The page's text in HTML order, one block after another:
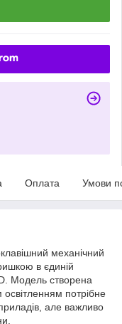
Оплата Умови
механічний
в єдиній
Модель створена
потрібне
але важливо